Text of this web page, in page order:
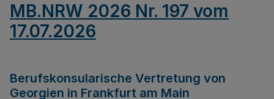
MB.NRW 2026 Nr. 197 vom
17.07.2026
Berufskonsularische Vertretung von
Georgien in Frankfurt am Main